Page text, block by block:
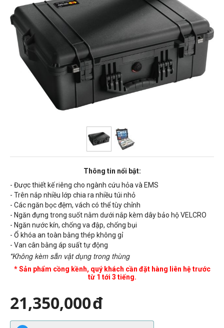
Thông tin nổi bật:
- Được thiết kế riêng cho ngành cứu hỏa và EMS
- Trên nắp nhiều lớp chia ra nhiều túi nhỏ
- Các ngăn bọc đệm, vách có thể tùy chỉnh
- Ngăn đựng trong suốt nằm dưới nắp kèm dây bảo hộ VELCRO
- Ngăn nước kín, chống va đập, chống bụi
- Ổ khóa an toàn bằng thép không gỉ
- Van cân bằng áp suất tự động
*Không kèm sẵn vật dụng trong thùng
* Sản phẩm cồng kềnh, quý khách cần đặt hàng liên hệ trước
từ 1 tới 3 tiếng.
21,350,000đ